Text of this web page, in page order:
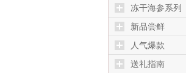
冻干海参系列
新品尝鲜
人气爆款
送礼指南